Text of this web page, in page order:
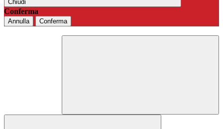
Chiudi
Conferma
Annulla Conferma